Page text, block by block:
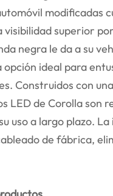
modificadas
superior
negra le da a su
opción ideal para
Construidos con
LED de Corolla son
uso a largo plazo.
de fábrica,